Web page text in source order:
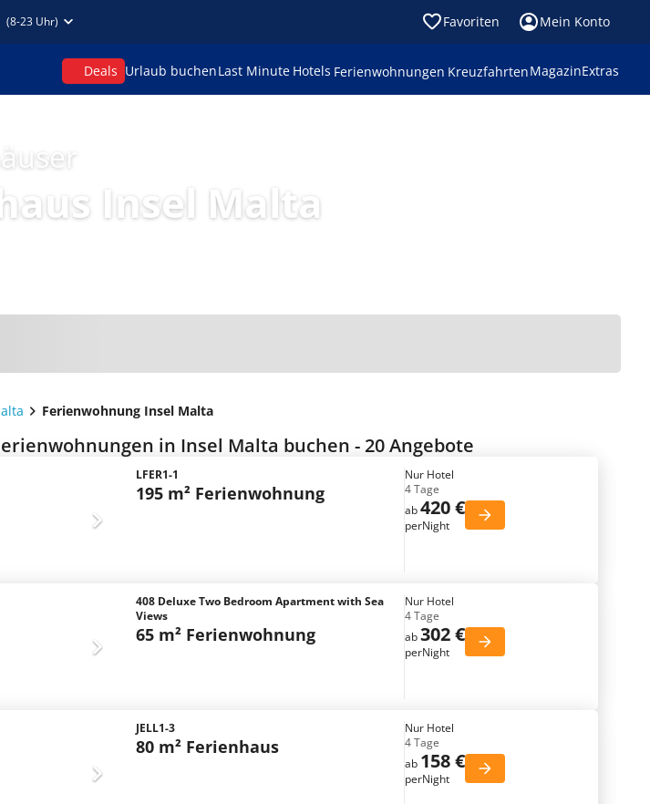
(8-23 Uhr) Favoriten Mein Konto
Deals Urlaub buchenLast Minute Hotels Ferienwohnungen KreuzfahrtenMagazinExtras
Insel Malta
Ferienwohnung Insel Malta
in Insel Malta buchen - 20 Angebote
LFER1-1
195 m² Ferienwohnung
Nur Hotel
4 Tage
ab420 €
perNight
408 Deluxe Two Bedroom Apartment with Sea
Views
65 m² Ferienwohnung
Nur Hotel
4 Tage
ab302 €
perNight
JELL1-3
80 m² Ferienhaus
Nur Hotel
4 Tage
ab 158 €
perNight